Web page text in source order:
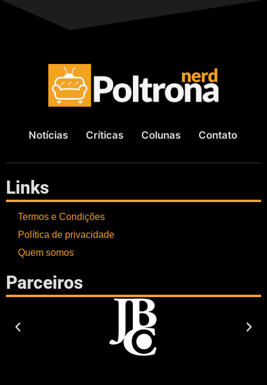
Notícias Críticas Colunas Contato
Links
Termos e Condições
Política de privacidade
Quem somos
Parceiros